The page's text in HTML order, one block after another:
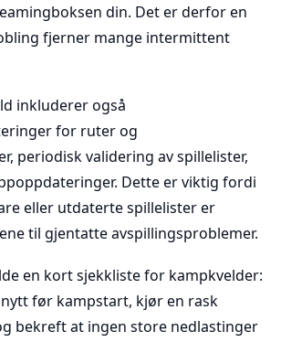
din. Det er derfor en
fjerner mange intermittent
inkluderer også
for ruter og
periodisk validering av spillelister,
Dette er viktig fordi
eller utdaterte spillelister er
til gjentatte avspillingsproblemer.
en kort sjekkliste for kampkvelder:
før kampstart, kjør en rask
bekreft at ingen store nedlastinger